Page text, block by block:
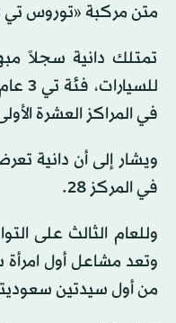
متن مركبة «توروس تي 3» وضمن فريق «ويفيرز سبورت».
تمتلك دانية سجلاً
في المراكز العشرة الأولى، بعدما
ويشار إلى أن دانية
في المركز 28.
وللعام الثالث على
من أول سيدتين